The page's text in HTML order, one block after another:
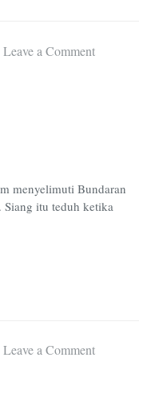
Leave a Commenton
menyelimuti Bundaran
Siang itu teduh ketika
Leave a Commenton